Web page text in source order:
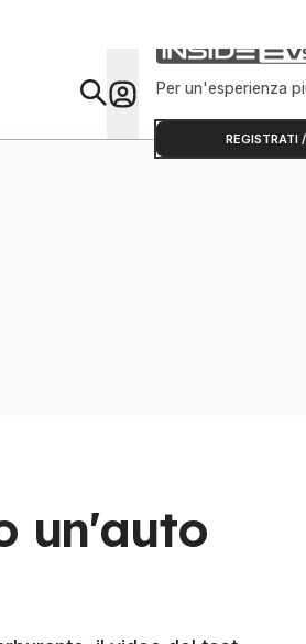
Per un'esperienza
REGISTRATI
un'auto